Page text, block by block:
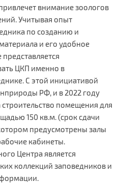
внимание зоологов
Учитывая опыт
по созданию и
и его удобное
ЦКП именно в
С этой инициативой
РФ, и в 2022 году
помещения для
150 кв.м. (срок сдачи
предусмотрены залы
кабинеты.
Центра является
коллекций заповедников и